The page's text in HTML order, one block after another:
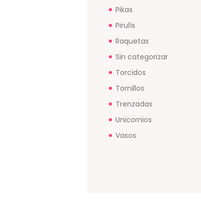
Pikas
Pirulís
Raquetas
Sin categorizar
Torcidos
Tornillos
Trenzadas
Unicornios
Vasos